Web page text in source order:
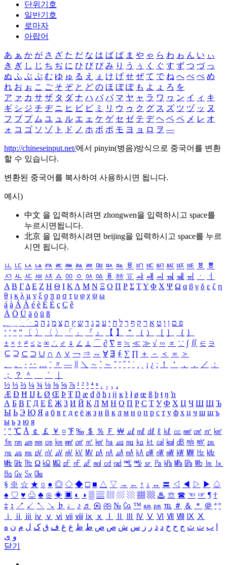
단위기호
일반기호
로마자
아랍어
あ ぁ か が さ ざ た だ な は ば ぱ ま や ゃ ら わ ゎ ん い ぃ
き ぎ し じ ち ぢ に ひ び ぴ み り う ぅ く ぐ す ず つ づ っ
ぬ ふ ぶ ぷ む ゆ ゅ る え ぇ け げ せ ぜ て で ね へ べ ぺ め
れ お ぉ こ ご そ ぞ と ど の ほ ぼ ぽ も よ ょ ろ を
ア ァ カ サ ザ タ ダ ナ ハ バ パ マ ヤ ャ ラ ワ ヮ ン イ ィ キ
ギ シ ジ チ ヂ ニ ヒ ビ ピ ミ リ ウ ゥ ク グ ス ズ ツ ヅ ッ ヌ
フ ブ プ ム ユ ュ ル エ ェ ケ ゲ セ ゼ テ デ ヘ ベ ペ メ レ オ
ォ コ ゴ ソ ゾ ト ド ノ ホ ボ ポ モ ヨ ョ ロ ヲ ―
http://chineseinput.net/에서 pinyin(병음)방식으로 중국어를 변환
할 수 있습니다.
변환된 중국어를 복사하여 사용하시면 됩니다.
예시)
中文 을 입력하시려면 zhongwen을 입력하시고 space를
누르시면됩니다.
北京 을 입력하시려면 beijing을 입력하시고 space를 누르
시면 됩니다.
ㅥ ㅦ ㅧ ㅨ ㅩ ㅪ ㅫ ㅬ ㅭ ㅮ ㅯ ㅰ ㅱ ㅲ ㅳ ㅴ ㅵ ㅶ ㅷ ㅸ
ㅹ
ㅺ ㅻ ㅼ ㅽ ㅾ ㅿ ㆀ ㆁ ㆂ ㆃ ㆄ ㆅ ㆆ ㆇ ㆈ ㆉ ㆊ ㆋ ㆌ ㆍ
ㆎ
Α Β ΓΔ Ε Ζ Η Θ Ι ΚΛ Μ Ν Ξ Ο Π Ρ Σ ΤΥ Φ Χ Ψ Ω α β γ δ ε ζ η
θ ι κ λ μ ν ξ ο π ρ σ τ υ φ χ ψ ω
á à Á À é è É È ç Ç ê
Ä Ö Ü ä ö ü ß
ִֶֹ ֻּ ׁׂ פ ם ן ו ט א ר ק ף ך ל ח י ע כ ג ד ש ץ ת צ מ נ ה ב
‘ ’ “ ” 〔 〕 〈 〉 「 」 『 』 【 】 ＂ （ ） ［ ］ ｛ ｝
± × ÷ ≠ ≤ ≥ ∞ ∴ ♂ ♀ ∠ ⊥ ⌒ ∂ ∇ ≡ ≒ ≪ ≫ √ ∽ ∝ ∵ ∫ ∬ ∈ ∋
⊆ ⊇ ⊂ ⊃ ∪ ∩ ∧ ∨ ￢ ⇒ ⇔ ∀ ∃ ∮ ∑ ∏ ＋ － ＜ ＝
＞
、
。 · ‥ … ¨ 〃 ― ＼ ∼ ´ ～ ˇ ˘ ˝ ˚ ˙ ¸ ¡ ¿ ː ！ ＇ ， ． ／
：
；
？ ＾ ｀
½ ⅓ ⅔ ¼ ¾ ⅛ ⅜ ⅝ ⅞ ¹ ² ³ ⁴ ⁿ ₁ ₂ ₃ ₄
Æ Ð Ħ Ĳ Ł Ø Œ Þ Ŧ Ŋ æ đ ð ħ ı ĳ ĸ ŀ ł ø œ ß þ ŧ ŋ ŉ
А Б В Г Д Е Ё Ж З И Й К Л М Н О П Р С Т У Ф Х Ц Ч Ш Щ Ъ
Ы Ь Э Ю Я а б в г д е ё ж з и й к л м н о п р с т у ф х ц ч ш щ ъ
ы ь э ю я
′ ″ ℃ Å ￠ ￡ ￥ ¤ ℉ ‰ ＄ ％ Ｆ ￦ ㎕ ㎖ ㎗ ℓ ㎘ ㏄ ㎣ ㎤ ㎥ ㎦
㎙ ㎚ ㎛ ㎜ ㎝ ㎞ ㎟ ㎠ ㎡ ㎢ ㏊ ㎍ ㎎ ㎏ ㏏ ㎈ ㎉ ㏈ ㎧ ㎨ ㎰
㎱ ㎲ ㎳ ㎴ ㎵ ㎶ ㎷ ㎸ ㎹ ㎀ ㎁ ㎂ ㎃ ㎄ ㎺ ㎻ ㎽ ㎾ ㎿ ㎐ ㎑
㎒ ㎓ ㎔ Ω ㏀ ㏁ ㎊ ㎋ ㎌ ㏖ ㏅ ㎭ ㎮ ㎯ ㏛ ㎩ ㎪ ㎫ ㎬ ㏝ ㏐
㏓
㏃ ㏉ ㏜ ㏆
§ ※ ☆ ★ ○ ● ◎ ◇ ◆ □ ■ △ ▽ → ← ↑ ↓ ↔ 〓 ◁ ◀ ▷ ▶ ♤
♠ ♡ ♥ ♧ ♣ ⊙ ◈ ▣ ◐ ◑ ▒ ▤ ▨ ▧ ▦ ▩ ♨ ☏ ☎ ☜ ☞ ¶ †
‡ ↕ ↗ ↙ ↖ ↘ ♭ ♩ ♪ ♬ ㉿ ㈜ № ㏇ ™ ㏂ ㏘ ℡ ＃ ＆ ＊ ＠ ª º
ⅰ
ⅱ ⅲ ⅳ ⅴ ⅵ ⅶ ⅷ ⅸ ⅹ Ⅳ Ⅴ Ⅵ Ⅶ Ⅷ Ⅸ Ⅹ
ب ت ث ج ح خ د ذ ر ز س ش ص ض ط ظ ع غ ف ق ک ل م ن ه
و ی
닫기